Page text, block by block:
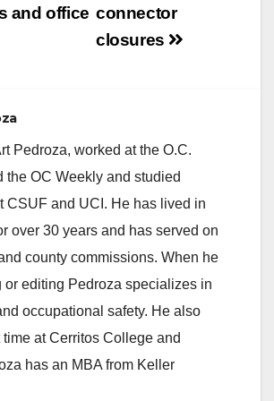
connector
closures
and office
Pedroza, worked at the O.C.
the OC Weekly and studied
CSUF and UCI. He has lived in
over 30 years and has served on
county commissions. When he
or editing Pedroza specializes in
occupational safety. He also
at Cerritos College and
has an MBA from Keller